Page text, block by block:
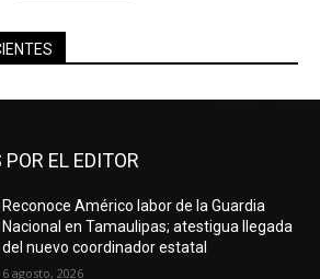
EL EDITOR
Reconoce Américo labor de la Guardia
Nacional en Tamaulipas; atestigua llegada
del nuevo coordinador estatal
6 agosto, 2026